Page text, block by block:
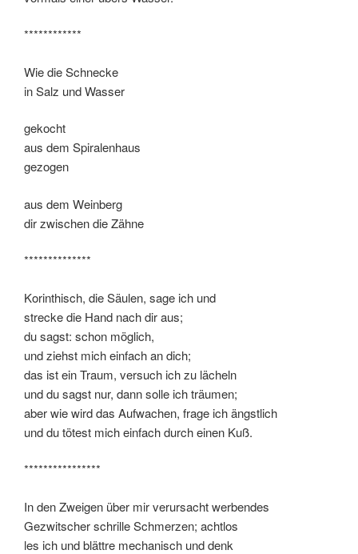
************
Wie die Schnecke
in Salz und Wasser
gekocht
aus dem Spiralenhaus
gezogen
aus dem Weinberg
dir zwischen die Zähne
**************
Korinthisch, die Säulen, sage ich und
strecke die Hand nach dir aus;
du sagst: schon möglich,
und ziehst mich einfach an dich;
das ist ein Traum, versuch ich zu lächeln
und du sagst nur, dann solle ich träumen;
aber wie wird das Aufwachen, frage ich ängstlich
und du tötest mich einfach durch einen Kuß.
****************
In den Zweigen über mir verursacht werbendes
Gezwitscher schrille Schmerzen; achtlos
les ich und blättre mechanisch und denk